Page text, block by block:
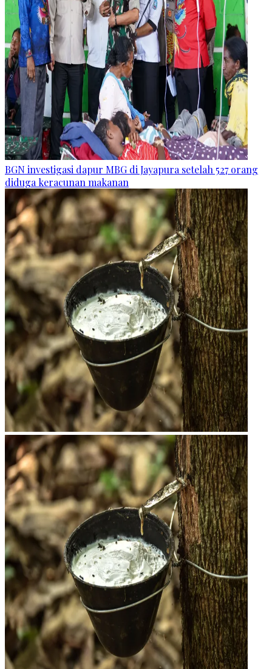
BGN investigasi dapur MBG di Jayapura setelah 527 orang
diduga keracunan makanan